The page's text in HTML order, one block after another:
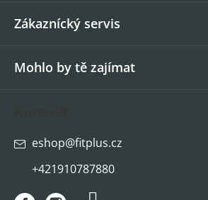
Zákaznícký servis
Mohlo by tě zajímat
eshop@fitplus.cz
+421910787880